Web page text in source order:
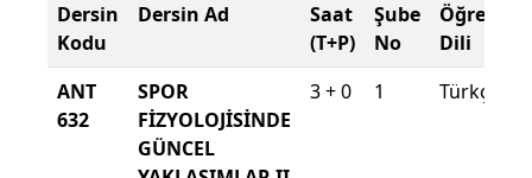
Dersin
Kodu
Dersin Ad
Saat
(T+P)
Şube
No
Öğretim
Dili
ANT
632
SPOR
FİZYOLOJİSİNDE
GÜNCEL
3 + 0 1 Türkçe